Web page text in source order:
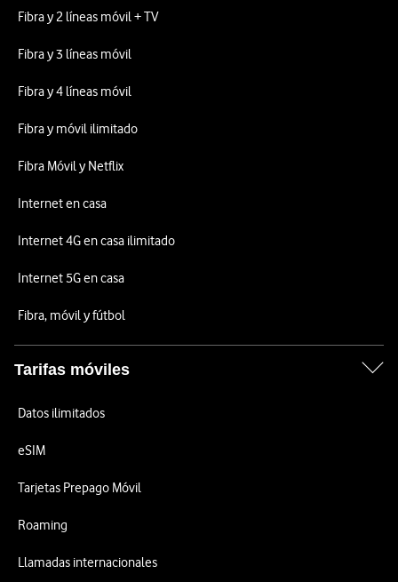
Fibra y 2 líneas móvil + TV
Fibra y 3 líneas móvil
Fibra y 4 líneas móvil
Fibra y móvil ilimitado
Fibra Móvil y Netflix
Internet en casa
Internet 4G en casa ilimitado
Internet 5G en casa
Fibra, móvil y fútbol
Tarifas móviles
Datos ilimitados
eSIM
Tarjetas Prepago Móvil
Roaming
Llamadas internacionales